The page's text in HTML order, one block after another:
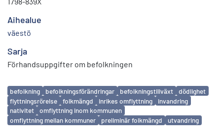
Aihealue
väestö
Sarja
Förhandsuppgifter om befolkningen
Avainsanat
befolkning befolkningsförändringar befolkningstillväxt
dödlighet
flyttningsrörelse
folkmängd inrikes omflyttning
invandring
nativitet
omflyttning inom kommunen
omflyttning mellan kommuner
preliminär folkmängd utvandring